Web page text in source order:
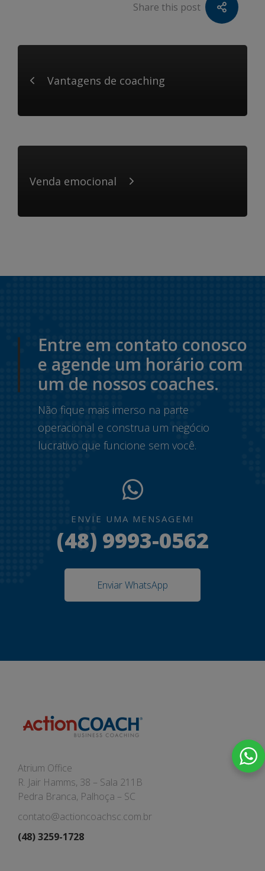
Share this post
Vantagens de coaching
Venda emocional
Entre em contato conosco
e agende um horário com
um de nossos coaches.
Não fique mais imerso na parte
operacional e construa um negócio
lucrativo que funcione sem você.
ENVIE UMA MENSAGEM!
(48) 9993-0562
Enviar WhatsApp
Atrium Office
R. Jair Hamms, 38 – Sala 211B
Pedra Branca, Palhoça – SC
contato@actioncoachsc.com.br
(48) 3259-1728